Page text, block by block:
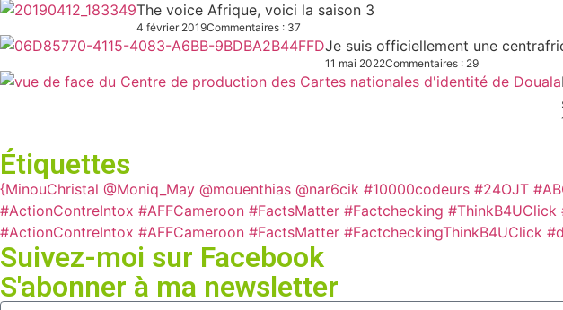
The voice Afrique, voici la saison 3
4 février 2019Commentaires : 37
Je suis officiellement une
11 mai 2022Commentaires : 29
Étiquettes
{MinouChristal @Moniq_May @mouenthias @nar6cik #10000codeurs #24OJT
#ActionContreIntox #AFFCameroon #FactsMatter #Factchecking
#ActionContreIntox #AFFCameroon #FactsMatter #FactcheckingThinkB4UClick
Suivez-moi sur Facebook
S'abonner à ma newsletter